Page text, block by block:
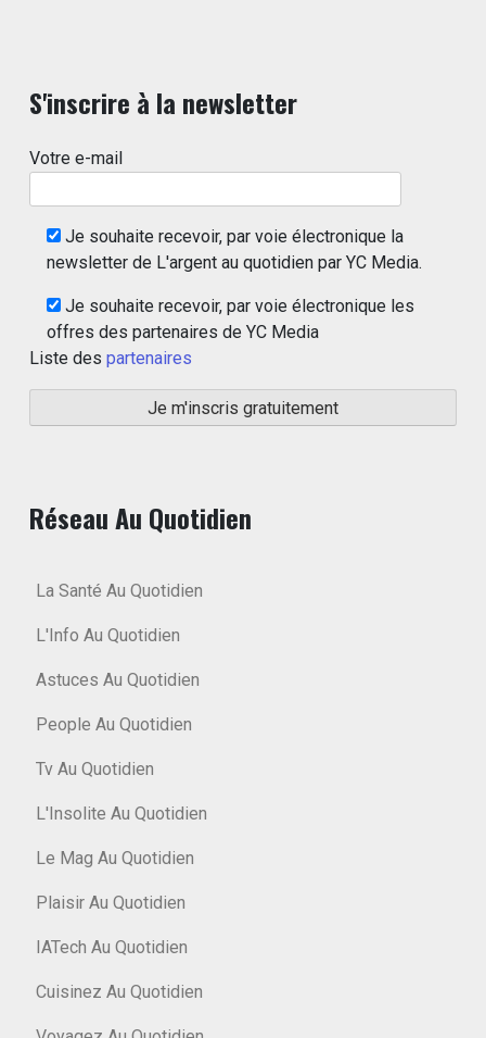
S'inscrire à la newsletter
Votre e-mail
Je souhaite recevoir, par voie électronique la
newsletter de L'argent au quotidien par YC Media.
Je souhaite recevoir, par voie électronique les
offres des partenaires de YC Media
Liste des partenaires
Réseau Au Quotidien
La Santé Au Quotidien
L'Info Au Quotidien
Astuces Au Quotidien
People Au Quotidien
Tv Au Quotidien
L'Insolite Au Quotidien
Le Mag Au Quotidien
Plaisir Au Quotidien
IATech Au Quotidien
Cuisinez Au Quotidien